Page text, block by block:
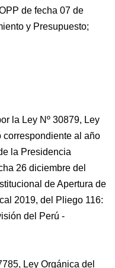
de fecha 07 de
y Presupuesto;
la Ley Nº 30879, Ley
al año
la Presidencia
26 diciembre del
de Apertura de
2019, del Pliego 116:
del Perú -
Ley Orgánica del